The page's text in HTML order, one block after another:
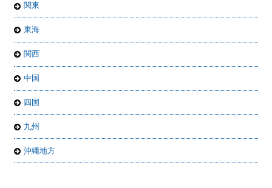
関東
東海
関西
中国
四国
九州
沖縄地方